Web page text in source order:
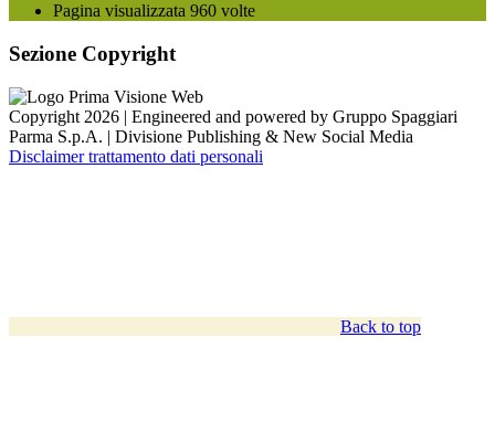
Pagina visualizzata 960 volte
Sezione Copyright
Copyright 2026 | Engineered and powered by Gruppo Spaggiari
Parma S.p.A. | Divisione Publishing & New Social Media
Disclaimer trattamento dati personali
Back to top